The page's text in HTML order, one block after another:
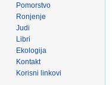
Pomorstvo
Ronjenje
Judi
Libri
Ekologija
Kontakt
Korisni linkovi